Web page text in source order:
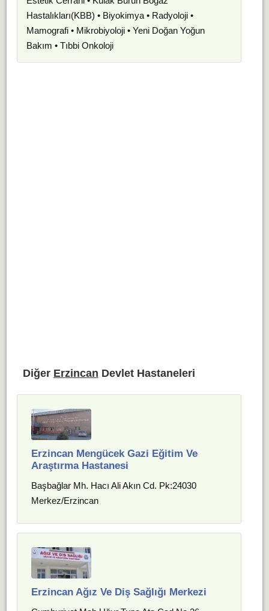
Hastalıkları(KBB) • Biyokimya • Radyoloji •
Mamografi • Mikrobiyoloji • Yeni Doğan Yoğun
Bakım • Tıbbi Onkoloji
Diğer Erzincan Devlet Hastaneleri
Erzincan Mengücek Gazi Eğitim Ve
Araştırma Hastanesi
Başbağlar Mh. Hacı Ali Akın Cd. Pk:24030
Merkez/Erzincan
Erzincan Ağız Ve Diş Sağlığı Merkezi